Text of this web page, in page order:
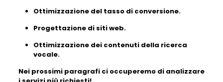
Ottimizzazione del tasso di conversione.
Progettazione di siti web.
Ottimizzazione dei contenuti della ricerca
vocale.
Nei prossimi paragrafi ci occuperemo di analizzare